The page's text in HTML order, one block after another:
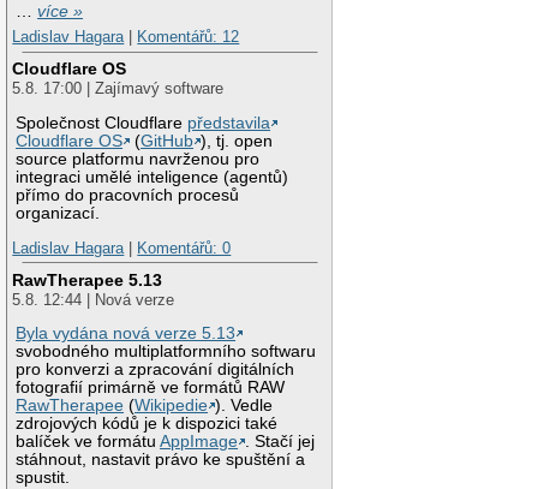
…více »
Ladislav Hagara| Komentářů: 12
Cloudflare OS
5.8. 17:00 | Zajímavý software
Společnost Cloudflare představila
Cloudflare OS
(GitHub ), tj. open
source platformu navrženou pro
integraci umělé inteligence (agentů)
přímo do pracovních procesů
organizací.
Ladislav Hagara| Komentářů: 0
RawTherapee 5.13
5.8. 12:44 | Nová verze
Byla vydána nová verze 5.13
svobodného multiplatformního softwaru
pro konverzi a zpracování digitálních
fotografií primárně ve formátů RAW
RawTherapee (Wikipedie ). Vedle
zdrojových kódů je k dispozici také
balíček ve formátuAppImage . Stačí jej
stáhnout, nastavit právo ke spuštění a
spustit.